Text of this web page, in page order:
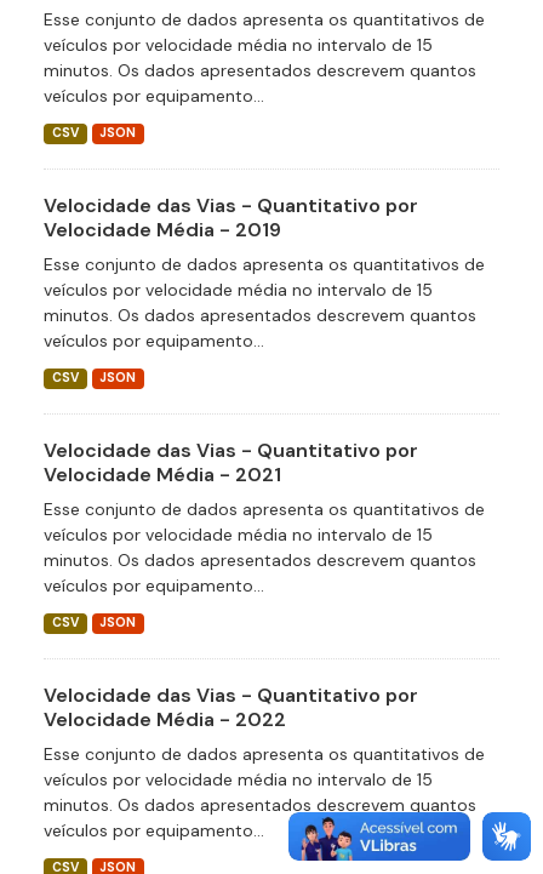
Esse conjunto de dados apresenta os quantitativos de
veículos por velocidade média no intervalo de 15
minutos. Os dados apresentados descrevem quantos
veículos por equipamento...
CSV JSON
Velocidade das Vias - Quantitativo por
Velocidade Média - 2019
Esse conjunto de dados apresenta os quantitativos de
veículos por velocidade média no intervalo de 15
minutos. Os dados apresentados descrevem quantos
veículos por equipamento...
CSV JSON
Velocidade das Vias - Quantitativo por
Velocidade Média - 2021
Esse conjunto de dados apresenta os quantitativos de
veículos por velocidade média no intervalo de 15
minutos. Os dados apresentados descrevem quantos
veículos por equipamento...
CSV JSON
Velocidade das Vias - Quantitativo por
Velocidade Média - 2022
Esse conjunto de dados apresenta os quantitativos de
veículos por velocidade média no intervalo de 15
minutos. Os dados apresentados descrevem quantos
veículos por equipamento...
CSV JSON